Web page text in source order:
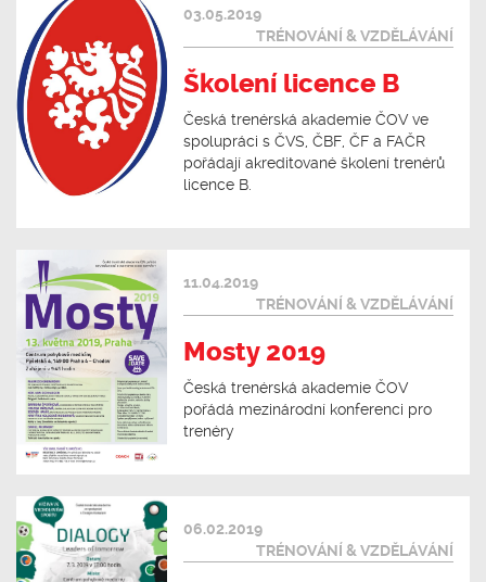
03.05.2019
TRÉNOVÁNÍ & VZDĚLÁVÁNÍ
Školení licence B
Česká trenérská akademie ČOV ve
spolupráci s ČVS, ČBF, ČF a FAČR
pořádají akreditované školení trenérů
licence B.
11.04.2019
TRÉNOVÁNÍ & VZDĚLÁVÁNÍ
Mosty 2019
Česká trenérská akademie ČOV
pořádá mezinárodní konferenci pro
trenéry
06.02.2019
TRÉNOVÁNÍ & VZDĚLÁVÁNÍ